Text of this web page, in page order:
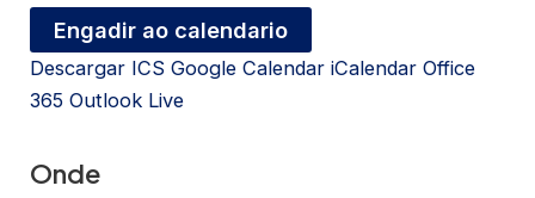
Engadir ao calendario
Descargar ICS Google Calendar iCalendar Office
365 Outlook Live
Onde